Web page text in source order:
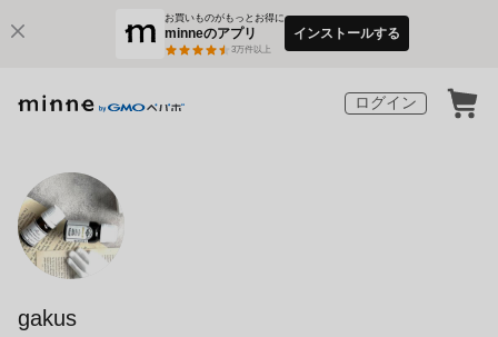
お買いものがもっとお得に
minneのアプリ
3万件以上
インストールする
ログイン
gakus